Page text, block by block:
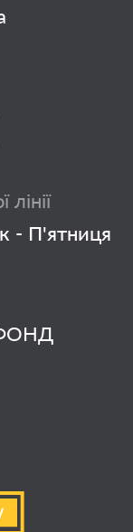
- П'ятниця